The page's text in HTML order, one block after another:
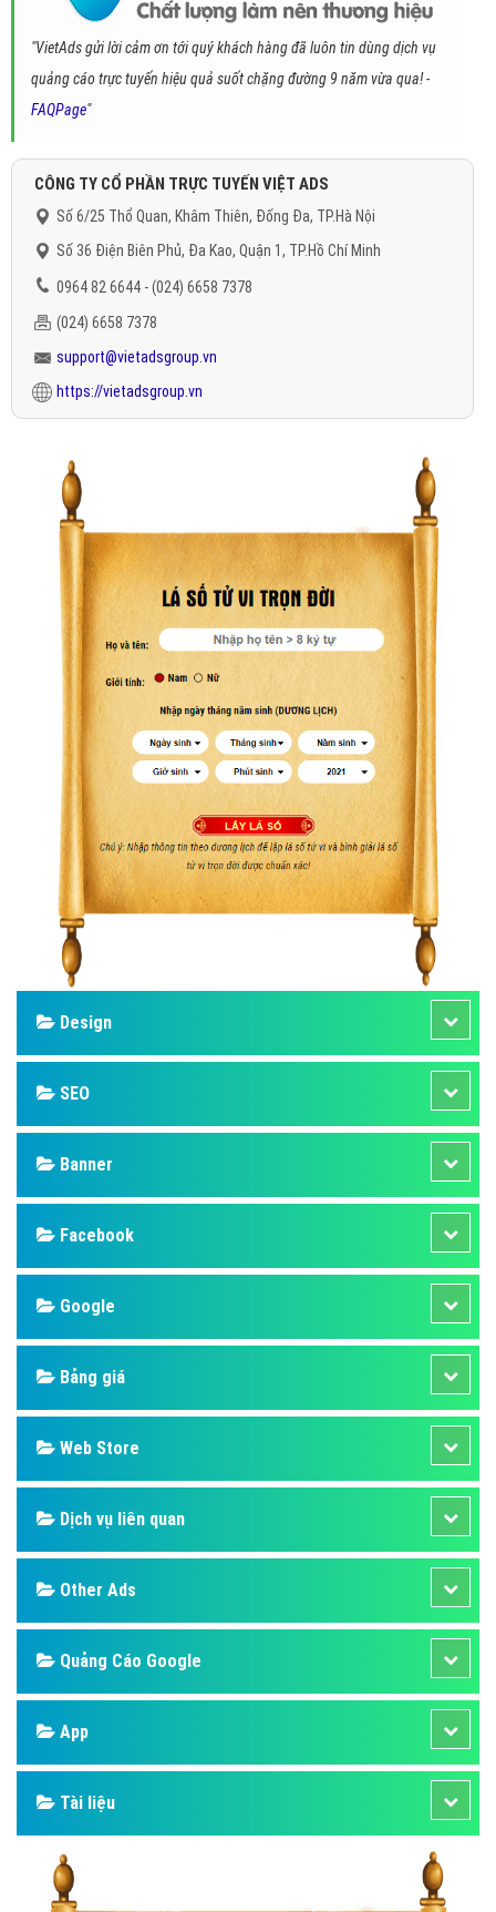
"VietAds gửi lời cảm ơn tới quý khách hàng đã luôn tin dùng dịch vụ
quảng cáo trực tuyến hiệu quả suốt chặng đường 9 năm vừa qua! -
FAQPage"
CÔNG TY CỔ PHẦN TRỰC TUYẾN VIỆT ADS
Số 6/25 Thổ Quan, Khâm Thiên, Đống Đa, TP.Hà Nội
Số 36 Điện Biên Phủ, Đa Kao, Quận 1, TP.Hồ Chí Minh
0964 82 6644 - (024) 6658 7378
(024) 6658 7378
support@vietadsgroup.vn
https://vietadsgroup.vn
Design
SEO
Banner
Facebook
Google
Bảng giá
Web Store
Dịch vụ liên quan
Other Ads
Quảng Cáo Google
App
Tài liệu